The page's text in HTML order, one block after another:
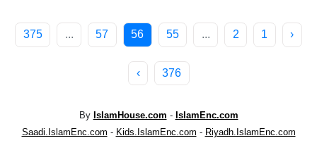
‹
1
2
...
55
56
57
...
375
376
›
By IslamHouse.com - IslamEnc.com
Saadi.IslamEnc.com - Kids.IslamEnc.com - Riyadh.IslamEnc.com